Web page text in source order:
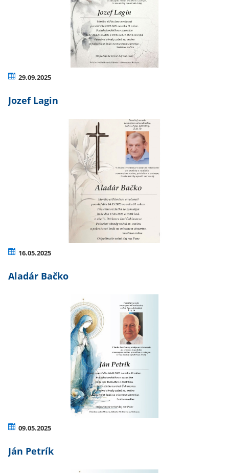
29.09.2025
Jozef Lagin
16.05.2025
Aladár Bačko
09.05.2025
Ján Petrík